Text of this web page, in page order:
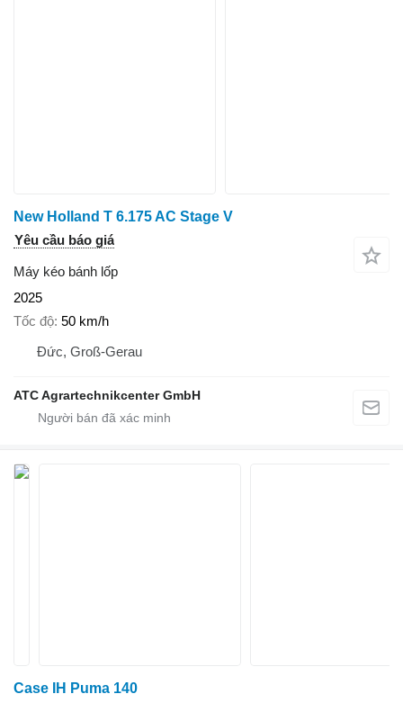
New Holland T 6.175 AC Stage V
Yêu cầu báo giá
Máy kéo bánh lốp
2025
Tốc độ 50 km/h
Đức, Groß-Gerau
ATC Agrartechnikcenter GmbH
Case IH Puma 140